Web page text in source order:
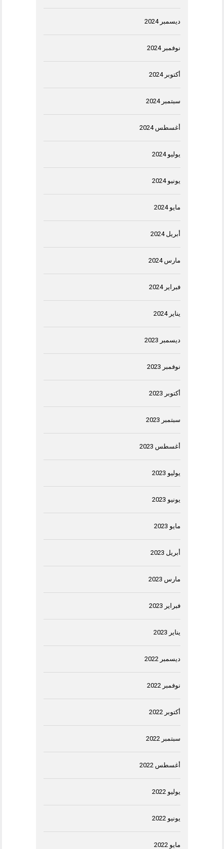
ديسمبر 2024
نوفمبر 2024
أكتوبر 2024
سبتمبر 2024
أغسطس 2024
يوليو 2024
يونيو 2024
مايو 2024
أبريل 2024
مارس 2024
فبراير 2024
يناير 2024
ديسمبر 2023
نوفمبر 2023
أكتوبر 2023
سبتمبر 2023
أغسطس 2023
يوليو 2023
يونيو 2023
مايو 2023
أبريل 2023
مارس 2023
فبراير 2023
يناير 2023
ديسمبر 2022
نوفمبر 2022
أكتوبر 2022
سبتمبر 2022
أغسطس 2022
يوليو 2022
يونيو 2022
مايو 2022